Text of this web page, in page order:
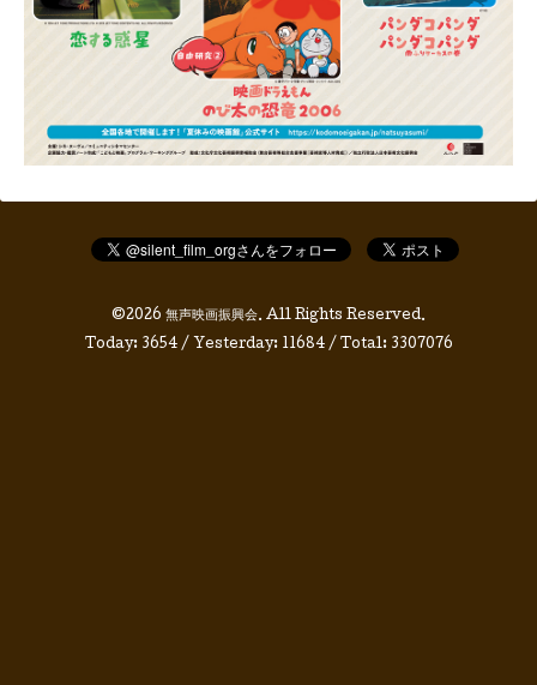
©2026 無声映画振興会. All Rights Reserved.
Today: 3654/ Yesterday: 11684/ Total: 3307076